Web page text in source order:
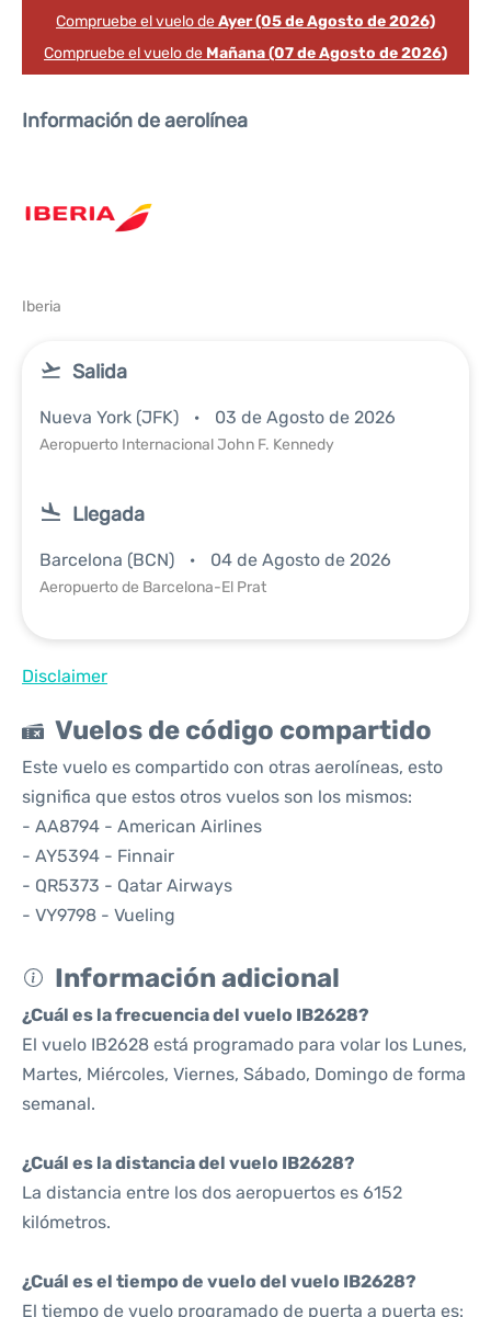
Compruebe el vuelo deAyer (05 de Agosto de 2026)
Compruebe el vuelo de Mañana (07 de Agosto de 2026)
Información de aerolínea
Iberia
Salida
Nueva York (JFK) 03 de Agosto de 2026
Aeropuerto Internacional John F. Kennedy
Llegada
Barcelona (BCN) 04 de Agosto de 2026
Aeropuerto de Barcelona-El Prat
Disclaimer
Vuelos de código compartido
Este vuelo es compartido con otras aerolíneas, esto
significa que estos otros vuelos son los mismos:
- AA8794 - American Airlines
- AY5394 - Finnair
- QR5373 - Qatar Airways
- VY9798 - Vueling
Información adicional
¿Cuál es la frecuencia del vuelo IB2628?
El vuelo IB2628 está programado para volar los Lunes,
Martes, Miércoles, Viernes, Sábado, Domingo de forma
semanal.
¿Cuál es la distancia del vuelo IB2628?
La distancia entre los dos aeropuertos es 6152
kilómetros.
¿Cuál es el tiempo de vuelo del vuelo IB2628?
El tiempo de vuelo programado de puerta a puerta es: